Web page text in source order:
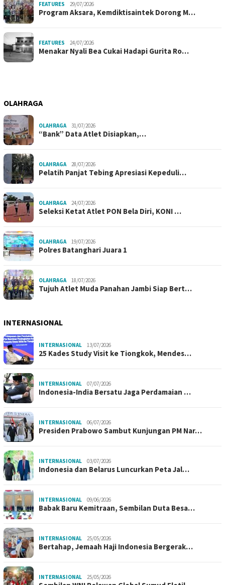
FEATURES 29/07/2026
Program Aksara, Kemdiktisaintek Dorong M…
FEATURES 24/07/2026
Menakar Nyali Bea Cukai Hadapi Gurita Ro…
OLAHRAGA
OLAHRAGA 31/07/2026
“Bank” Data Atlet Disiapkan,…
OLAHRAGA 28/07/2026
Pelatih Panjat Tebing Apresiasi Kepeduli…
OLAHRAGA 24/07/2026
Seleksi Ketat Atlet PON Bela Diri, KONI …
OLAHRAGA 19/07/2026
Polres Batanghari Juara 1
OLAHRAGA 18/07/2026
Tujuh Atlet Muda Panahan Jambi Siap Bert…
INTERNASIONAL
INTERNASIONAL 13/07/2026
25 Kades Study Visit ke Tiongkok, Mendes…
INTERNASIONAL 07/07/2026
Indonesia-India Bersatu Jaga Perdamaian …
INTERNASIONAL 06/07/2026
Presiden Prabowo Sambut Kunjungan PM Nar…
INTERNASIONAL 03/07/2026
Indonesia dan Belarus Luncurkan Peta Jal…
INTERNASIONAL 09/06/2026
Babak Baru Kemitraan, Sembilan Duta Besa…
INTERNASIONAL 25/05/2026
Bertahap, Jemaah Haji Indonesia Bergerak…
INTERNASIONAL 25/05/2026